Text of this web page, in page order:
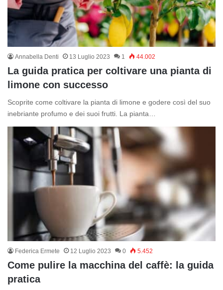
Annabella Denti 13 Luglio 2023 1 44.002
La guida pratica per coltivare una pianta di
limone con successo
Scoprite come coltivare la pianta di limone e godere così del suo
inebriante profumo e dei suoi frutti. La pianta…
Federica Ermete 12 Luglio 2023 0 5.452
Come pulire la macchina del caffè: la guida
pratica